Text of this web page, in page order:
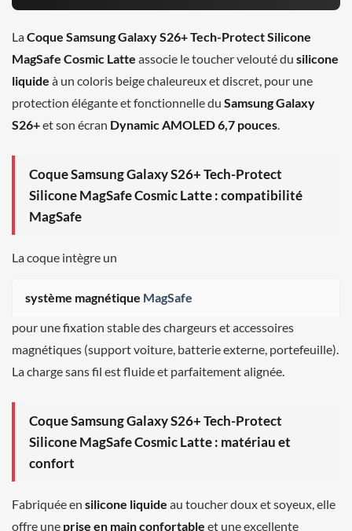
LaCoque Samsung Galaxy S26+ Tech-Protect Silicone
MagSafe Cosmic Latte associe le toucher velouté du silicone
liquide à un coloris beige chaleureux et discret, pour une
protection élégante et fonctionnelle du Samsung Galaxy
S26+et son écran Dynamic AMOLED 6,7 pouces
Coque Samsung Galaxy S26+ Tech-Protect
Silicone MagSafe Cosmic Latte : compatibilité
MagSafe
La coque intègre un
système magnétique MagSafe
pour une fixation stable des chargeurs et accessoires
magnétiques (support voiture, batterie externe, portefeuille).
La charge sans fil est fluide et parfaitement alignée.
Coque Samsung Galaxy S26+ Tech-Protect
Silicone MagSafe Cosmic Latte : matériau et
confort
Fabriquée en silicone liquide au toucher doux et soyeux, elle
offre une prise en main confortable et une excellente